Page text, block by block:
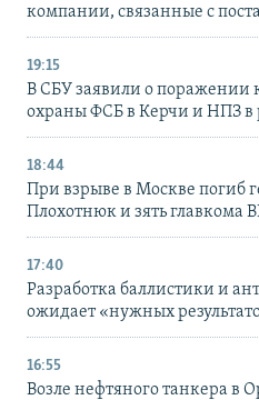
компании, связанные с
19:15
В СБУ заявили о поражении
охраны ФСБ в Керчи и НПЗ в
18:44
При взрыве в Москве погиб
Плохотнюк и зять главкома
17:40
Разработка баллистики и
ожидает «нужных
16:55
Возле нефтяного танкера в